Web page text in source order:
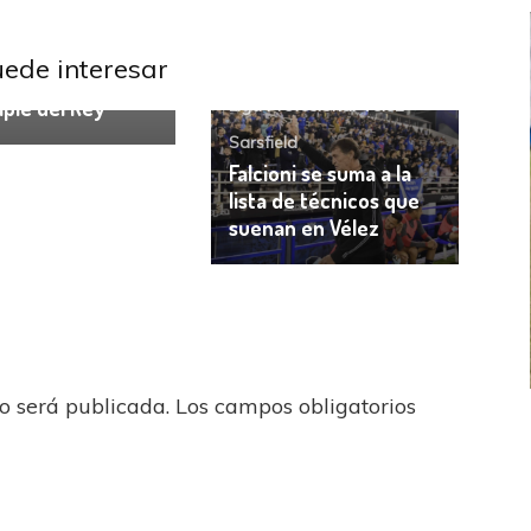
interesar
del Rey Liga Profesional Vélez
Sarsfield
Falcioni se suma a la
lista de técnicos que
suenan en Vélez
será publicada. Los campos obligatorios